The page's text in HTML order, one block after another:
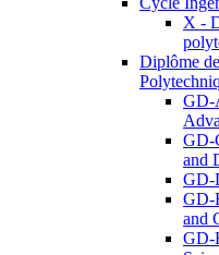
X -
Diplôme
GD-
GD-
and
GD-
GD-
and
GD-